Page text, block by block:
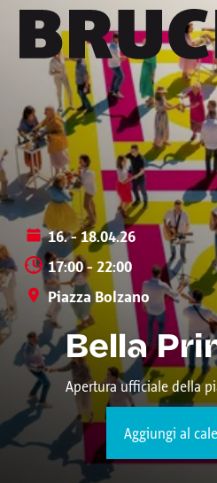
+43 (0) 512 / 56 15 00
office@innsbruckmarketing.at
Mo. – Fr.: 9:00 – 17:00 Uhr
16. - 18.04.26
17:00 - 22:00
Piazza Bolzano
Bella
Apertura ufficiale della
Aggiungi al